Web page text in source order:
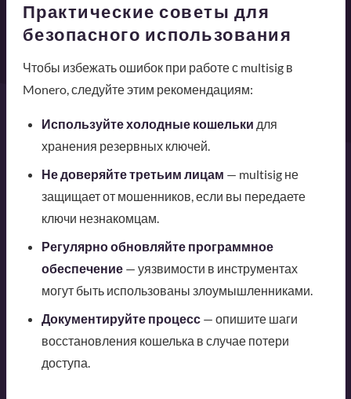
Практические советы для
безопасного использования
Чтобы избежать ошибок при работе с multisig в
Monero, следуйте этим рекомендациям:
Используйте холодные кошельки для
хранения резервных ключей.
Не доверяйте третьим лицам — multisig не
защищает от мошенников, если вы передаете
ключи незнакомцам.
Регулярно обновляйте программное
обеспечение— уязвимости в инструментах
могут быть использованы злоумышленниками.
Документируйте процесс— опишите шаги
восстановления кошелька в случае потери
доступа.